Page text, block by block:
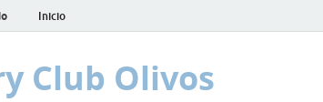
Inicio
Club Olivos